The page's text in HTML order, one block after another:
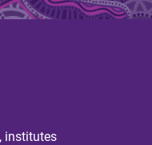
institutes